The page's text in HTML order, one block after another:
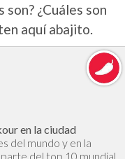
¿Cuáles son
aquí abajito.
en la ciudad
del mundo y en la
del top 10 mundial.